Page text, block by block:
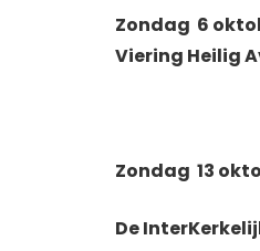
Zondag 6
Viering Heilig
Zondag 13
De